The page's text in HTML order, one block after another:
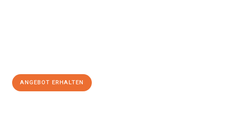
ANGEBOT ERHALTEN